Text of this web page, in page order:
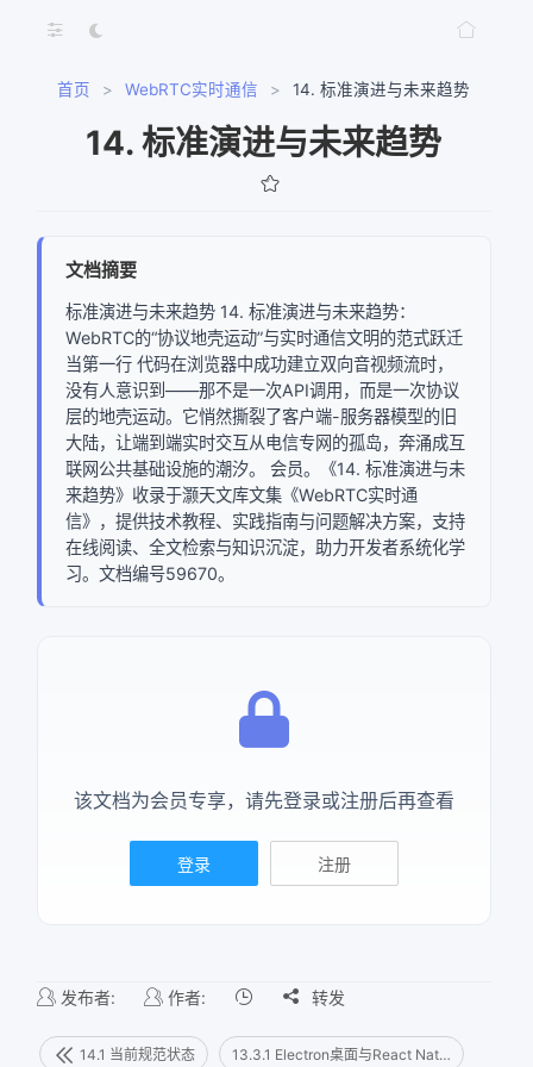
首页 > WebRTC实时通信 > 14. 标准演进与未来趋势
14. 标准演进与未来趋势
文档摘要
标准演进与未来趋势 14. 标准演进与未来趋势：
WebRTC的“协议地壳运动”与实时通信文明的范式跃迁
当第一行 代码在浏览器中成功建立双向音视频流时，
没有人意识到——那不是一次API调用，而是一次协议
层的地壳运动。它悄然撕裂了客户端-服务器模型的旧
大陆，让端到端实时交互从电信专网的孤岛，奔涌成互
联网公共基础设施的潮汐。 会员。《14. 标准演进与未
来趋势》收录于灏天文库文集《WebRTC实时通
信》，提供技术教程、实践指南与问题解决方案，支持
在线阅读、全文检索与知识沉淀，助力开发者系统化学
习。文档编号59670。
该文档为会员专享，请先登录或注册后再查看
登录 注册
发布者: 作者:  转发
14.1 当前规范状态 13.3.1 Electron桌面与React Native移动